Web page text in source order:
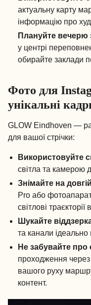
актуальну карту
інформацію про
Плануйте вечерю
у центрі
обирайте заклади
Фото для
унікальні
GLOW Eindhoven —
для вашої стрічки:
Використовуйте
світла та камерою
Знімайте на
Pro або
світлові
Шукайте
та канали ідеально
Не забувайте про
проходження
вашого руху
контент.